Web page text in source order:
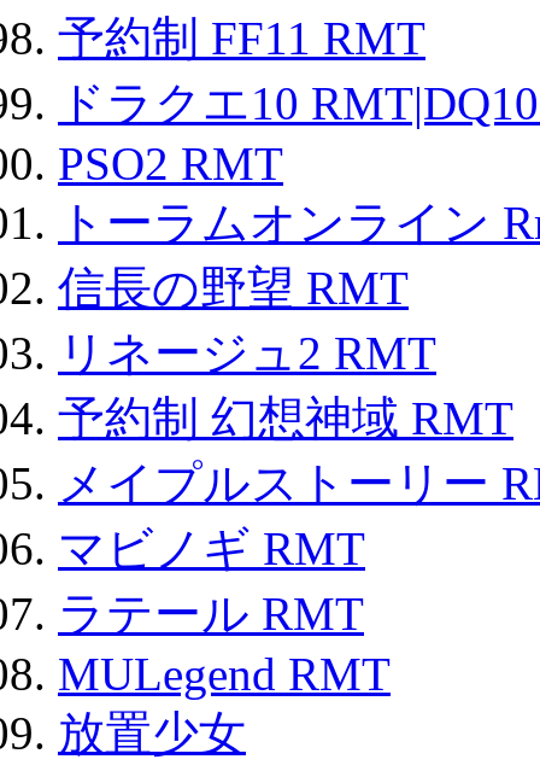
予約制 FF11 RMT
ドラクエ10
PSO2 RMT
トーラムオンライン
信長の野望 RMT
リネージュ2 RMT
予約制 幻想神域 RMT
メイプルストーリー
マビノギ RMT
ラテール RMT
MULegend RMT
放置少女